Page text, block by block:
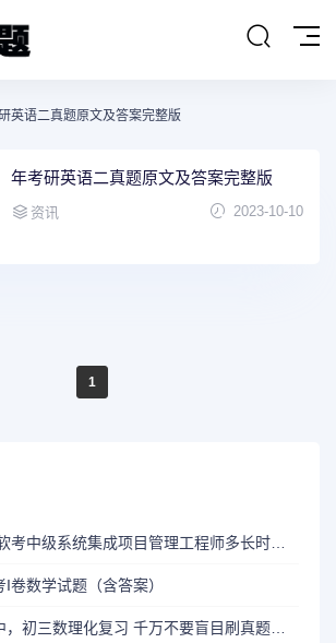
英语二真题原文及答案完整版
年考研英语二真题原文及答案完整版
资讯 2023-10-10
1
2023下半年软考中级系统集成项目管理工程师多长时间出成绩
卷数学试题（含答案）
想上重点高中，初三数理化复习 千万不要盲目刷真题卷和模拟卷！